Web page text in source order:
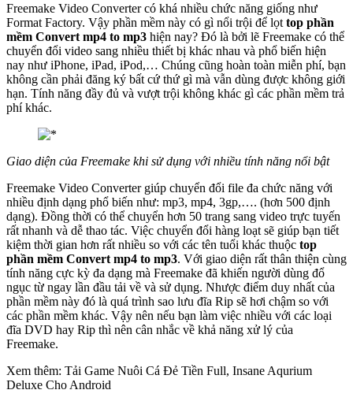
Freemake Video Converter có khá nhiều chức năng giống như
Format Factory. Vậy phần mềm này có gì nổi trội để lọt top phần
mềm Convert mp4 to mp3 hiện nay? Đó là bởi lẽ Freemake có thể
chuyển đổi video sang nhiều thiết bị khác nhau và phổ biến hiện
nay như iPhone, iPad, iPod,… Chúng cũng hoàn toàn miễn phí, bạn
không cần phải đăng ký bất cứ thứ gì mà vẫn dùng được không giới
hạn. Tính năng đầy đủ và vượt trội không khác gì các phần mềm trả
phí khác.
Giao diện của Freemake khi sử dụng với nhiều tính năng nổi bật
Freemake Video Converter giúp chuyển đổi file đa chức năng với
nhiều định dạng phổ biến như: mp3, mp4, 3gp,…. (hơn 500 định
dạng). Đồng thời có thể chuyển hơn 50 trang sang video trực tuyến
rất nhanh và dễ thao tác. Việc chuyển đổi hàng loạt sẽ giúp bạn tiết
kiệm thời gian hơn rất nhiều so với các tên tuổi khác thuộc top
phần mềm Convert mp4 to mp3. Với giao diện rất thân thiện cùng
tính năng cực kỳ đa dạng mà Freemake đã khiến người dùng đổ
ngục từ ngay lần đầu tải về và sử dụng. Nhược điểm duy nhất của
phần mềm này đó là quá trình sao lưu đĩa Rip sẽ hơi chậm so với
các phần mềm khác. Vậy nên nếu bạn làm việc nhiều với các loại
đĩa DVD hay Rip thì nên cân nhắc về khả năng xử lý của
Freemake.
Xem thêm: Tải Game Nuôi Cá Đẻ Tiền Full, Insane Aqurium
Deluxe Cho Android